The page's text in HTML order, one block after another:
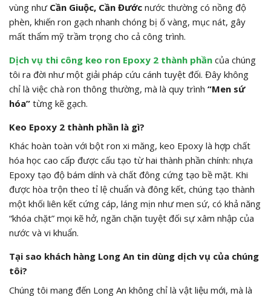
vùng như Cần Giuộc, Cần Đước nước thường có nồng độ
phèn, khiến ron gạch nhanh chóng bị ố vàng, mục nát, gây
mất thẩm mỹ trầm trọng cho cả công trình.
Dịch vụ thi công keo ron Epoxy 2 thành phần của chúng
tôi ra đời như một giải pháp cứu cánh tuyệt đối. Đây không
chỉ là việc chà ron thông thường, mà là quy trình “Men sứ
hóa” từng kẽ gạch.
Keo Epoxy 2 thành phần là gì?
Khác hoàn toàn với bột ron xi măng, keo Epoxy là hợp chất
hóa học cao cấp được cấu tạo từ hai thành phần chính: nhựa
Epoxy tạo độ bám dính và chất đông cứng tạo bề mặt. Khi
được hòa trộn theo tỉ lệ chuẩn và đông kết, chúng tạo thành
một khối liên kết cứng cáp, láng mịn như men sứ, có khả năng
“khóa chặt” mọi kẽ hở, ngăn chặn tuyệt đối sự xâm nhập của
nước và vi khuẩn.
Tại sao khách hàng Long An tin dùng dịch vụ của chúng
tôi?
Chúng tôi mang đến Long An không chỉ là vật liệu mới, mà là